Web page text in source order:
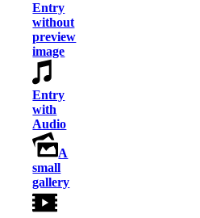
Entry
without
preview
image
Entry
with
Audio
A
small
gallery